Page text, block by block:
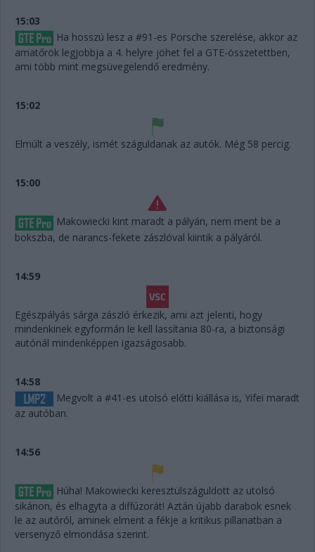
15:03
Ha hosszú lesz a #91-es Porsche szerelése, akkor az
amatőrök legjobbja a 4. helyre jöhet fel a GTE-összetettben,
ami több mint megsüvegelendő eredmény.
15:02
Elmúlt a veszély, ismét száguldanak az autók. Még 58 percig.
15:00
Makowiecki kint maradt a pályán, nem ment be a
bokszba, de narancs-fekete zászlóval kiintik a pályáról.
14:59
Egészpályás sárga zászló érkezik, ami azt jelenti, hogy
mindenkinek egyformán le kell lassítania 80-ra, a biztonsági
autónál mindenképpen igazságosabb.
14:58
Megvolt a #41-es utolsó előtti kiállása is, Yifei maradt
az autóban.
14:56
Húha! Makowiecki keresztülszáguldott az utolsó
sikánon, és elhagyta a diffúzorát! Aztán újabb darabok esnek
le az autóról, aminek elment a fékje a kritikus pillanatban a
versenyző elmondása szerint.